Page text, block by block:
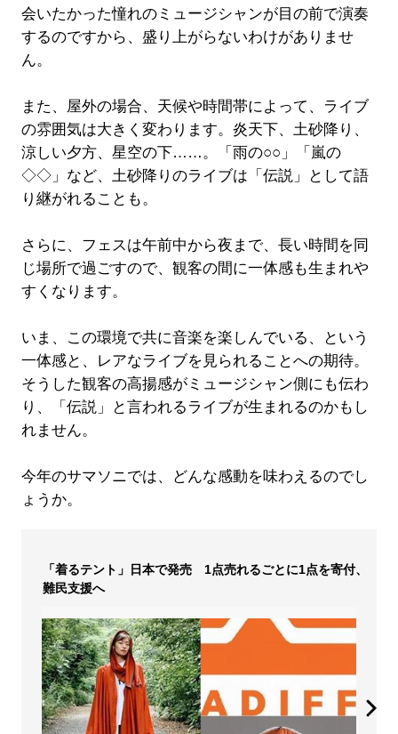
会いたかった憧れのミュージシャンが目の前で演奏
するのですから、盛り上がらないわけがありませ
ん。
また、屋外の場合、天候や時間帯によって、ライブ
の雰囲気は大きく変わります。炎天下、土砂降り、
涼しい夕方、星空の下……。「雨の○○」「嵐の
◇◇」など、土砂降りのライブは「伝説」として語
り継がれることも。
さらに、フェスは午前中から夜まで、長い時間を同
じ場所で過ごすので、観客の間に一体感も生まれや
すくなります。
いま、この環境で共に音楽を楽しんでいる、という
一体感と、レアなライブを見られることへの期待。
そうした観客の高揚感がミュージシャン側にも伝わ
り、「伝説」と言われるライブが生まれるのかもし
れません。
今年のサマソニでは、どんな感動を味わえるのでし
ょうか。
「着るテント」日本で発売 1点売れるごとに1点を寄付、
難民支援へ